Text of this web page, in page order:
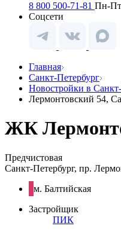
8 800 500-71-81 Пн-Пт
Соцсети
Главная
Санкт-Петербург
Новостройки в
Лермонтовский 54,
ЖК
Предчистовая
Санкт-Петербург, пр.
м. Балтийская
Застройщик
ПИК